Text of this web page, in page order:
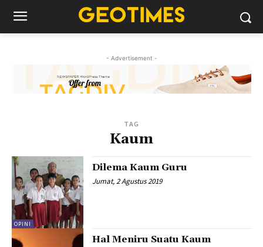
- Advertisement -
TAG
Kaum
OPINI
Dilema Kaum Guru
Jumat, 2 Agustus 2019
Hal Meniru Suatu Kaum